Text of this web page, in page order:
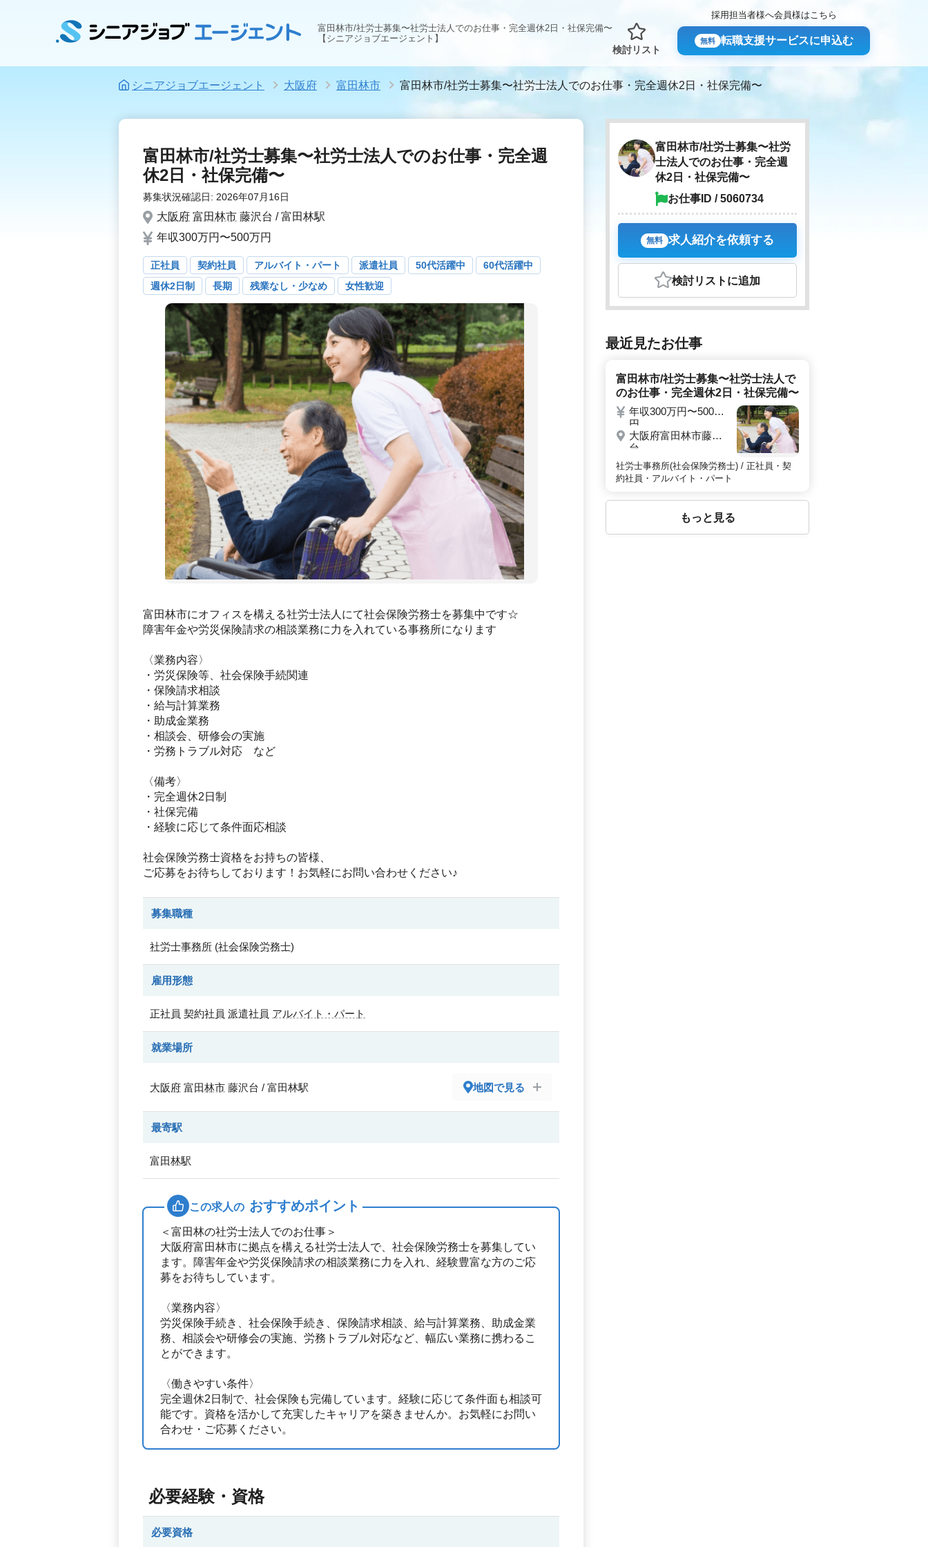
富田林市/社労士募集〜社労士法人でのお仕事・完全週休2日・社保完備〜
【シニアジョブエージェント】
検討リスト
採用担当者様へ会員様はこちら
無料 転職支援サービスに申込む
シニアジョブエージェント 大阪府 富田林市 富田林市/社労士募集〜社労士法人でのお仕事・完全週休2日・社保完備〜
富田林市/社労士募集〜社労士法人でのお仕事・完全週
休2日・社保完備〜
募集状況確認日: 2026年07月16日
大阪府 富田林市 藤沢台 / 富田林駅
年収300万円〜500万円
正社員 契約社員 アルバイト・パート 派遣社員 50代活躍中
60代活躍中
週休2日制
長期 残業なし・少なめ 女性歓迎
富田林市にオフィスを構える社労士法人にて社会保険労務士を募集中です☆
障害年金や労災保険請求の相談業務に力を入れている事務所になります
〈業務内容〉
・労災保険等、社会保険手続関連
・保険請求相談
・給与計算業務
・助成金業務
・相談会、研修会の実施
・労務トラブル対応 など
〈備考〉
・完全週休2日制
・社保完備
・経験に応じて条件面応相談
社会保険労務士資格をお持ちの皆様、
ご応募をお待ちしております！お気軽にお問い合わせください♪
募集職種
社労士事務所 (社会保険労務士)
雇用形態
正社員 契約社員 派遣社員 アルバイト・パート
就業場所
大阪府 富田林市 藤沢台 / 富田林駅 地図で見る
最寄駅
富田林駅
この求人の おすすめポイント
＜富田林の社労士法人でのお仕事＞
大阪府富田林市に拠点を構える社労士法人で、社会保険労務士を募集してい
ます。障害年金や労災保険請求の相談業務に力を入れ、経験豊富な方のご応
募をお待ちしています。
〈業務内容〉
労災保険手続き、社会保険手続き、保険請求相談、給与計算業務、助成金業
務、相談会や研修会の実施、労務トラブル対応など、幅広い業務に携わるこ
とができます。
〈働きやすい条件〉
完全週休2日制で、社会保険も完備しています。経験に応じて条件面も相談可
能です。資格を活かして充実したキャリアを築きませんか。お気軽にお問い
合わせ・ご応募ください。
必要経験・資格
必要資格
富田林市/社労士募集〜社労
士法人でのお仕事・完全週
休2日・社保完備〜
お仕事ID / 5060734
無料 求人紹介を依頼する
検討リスト に追加
最近見たお仕事
富田林市/社労士募集〜社労士法人で
のお仕事・完全週休2日・社保完備〜
年収300万円〜500万
円
大阪府富田林市藤沢
台
社労士事務所(社会保険労務士) / 正社員・契
約社員・アルバイト・パート
もっと見る